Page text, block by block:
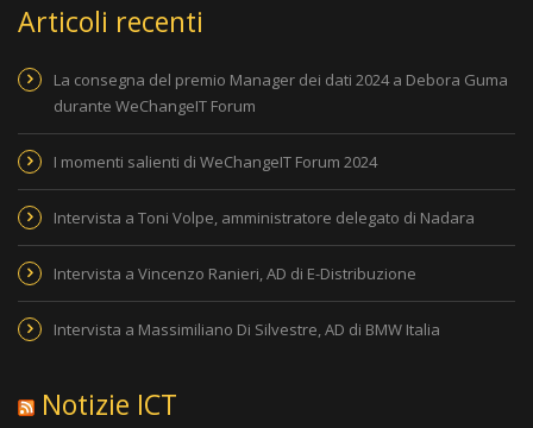
Articoli recenti
La consegna del premio Manager dei dati 2024 a Debora Guma
durante WeChangeIT Forum
I momenti salienti di WeChangeIT Forum 2024
Intervista a Toni Volpe, amministratore delegato di Nadara
Intervista a Vincenzo Ranieri, AD di E-Distribuzione
Intervista a Massimiliano Di Silvestre, AD di BMW Italia
Notizie ICT